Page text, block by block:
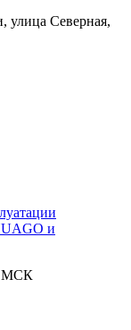
улица Северная,
и
МСК